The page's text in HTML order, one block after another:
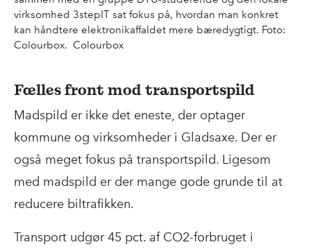
virksomhed 3stepIT sat fokus på, hvordan man konkret
kan håndtere elektronikaffaldet mere bæredygtigt. Foto:
Colourbox. Colourbox
Fælles front mod transportspild
Madspild er ikke det eneste, der optager
kommune og virksomheder i Gladsaxe. Der er
også meget fokus på transportspild. Ligesom
med madspild er der mange gode grunde til at
reducere biltrafikken.
Transport udgør 45 pct. af CO2-forbruget i